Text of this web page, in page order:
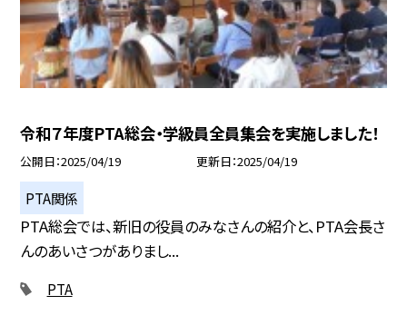
令和７年度PTA総会・学級員全員集会を実施しました！
公開日 2025/04/19 更新日 2025/04/19
PTA関係
PTA総会では、新旧の役員のみなさんの紹介と、PTA会長さ
んのあいさつがありまし...
PTA